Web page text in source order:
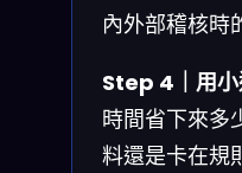
內外部稽核時
Step 4｜用小
時間省下來多
料還是卡在規